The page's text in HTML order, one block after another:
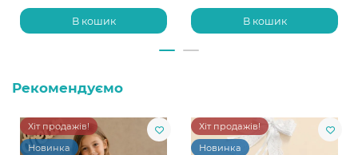
В кошик В кошик
Рекомендуємо
Хіт продажів!
Новинка
Хіт продажів!
Новинка